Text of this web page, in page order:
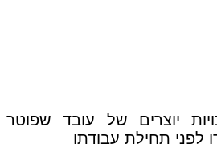
יוצרים של עובד שפוטר
לפני תחילת עבודתו